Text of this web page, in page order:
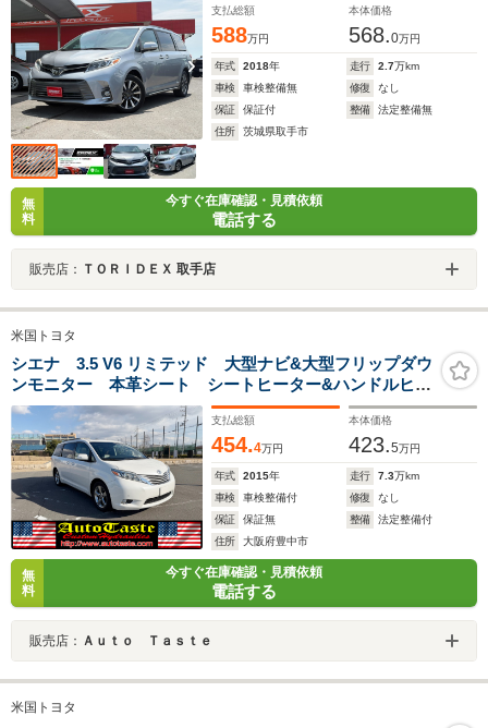
支払総額
588万円
本体価格
568.0万円
年式 2018年 走行 2.7万km
車検
車検整備無 修復
なし
保証
保証付 整備
法定整備無
住所
茨城県取手市
無
料
今すぐ在庫確認・見積依頼
電話する
販売店： ＴＯＲＩＤＥＸ 取手店
米国トヨタ
シエナ 3.5 V6 リミテッド 大型ナビ&大型フリップダウ
ンモニター 本革シート シートヒーター&ハンドルヒー
ター ツインサンルーフ カナダ製 km表記 CURT社
製ヒッチメンバー
支払総額
454.4万円
本体価格
423.5万円
年式 2015年 走行 7.3万km
車検
車検整備付 修復
なし
保証
保証無 整備
法定整備付
住所
大阪府豊中市
無
料
今すぐ在庫確認・見積依頼
電話する
販売店： Ａｕｔｏ Ｔａｓｔｅ
米国トヨタ